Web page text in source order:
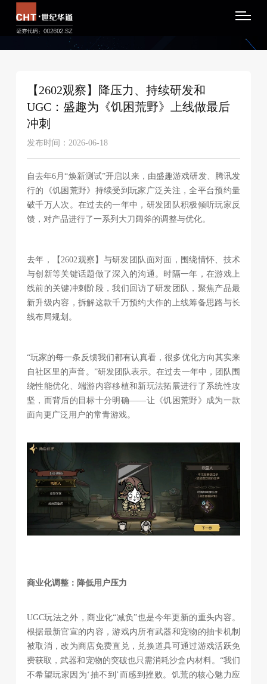
【2602观察】降压力、持续研发和
UGC：盛趣为《饥困荒野》上线做最后
冲刺
发布时间：2026-06-18
自去年6月“焕新测试”开启以来，由盛趣游戏研发、腾讯发
行的《饥困荒野》持续受到玩家广泛关注，全平台预约量
破千万人次。在过去的一年中，研发团队积极倾听玩家反
馈，对产品进行了一系列大刀阔斧的调整与优化。
去年，【2602观察】与研发团队面对面，围绕情怀、技术
与创新等关键话题做了深入的沟通。时隔一年，在游戏上
线前的关键冲刺阶段，我们回访了研发团队，聚焦产品最
新升级内容，拆解这款千万预约大作的上线筹备思路与长
线布局规划。
“玩家的每一条反馈我们都有认真看，很多优化方向其实来
自社区里的声音。”研发团队表示。在过去一年中，团队围
绕性能优化、端游内容移植和新玩法拓展进行了系统性攻
坚，而背后的目标十分明确——让《饥困荒野》成为一款
面向更广泛用户的常青游戏。
商业化调整：降低用户压力
UGC玩法之外，商业化“减负”也是今年更新的重头内容。
根据最新官宣的内容，游戏内所有武器和宠物的抽卡机制
被取消，改为商店免费直兑，兑换道具可通过游戏活跃免
费获取，武器和宠物的突破也只需消耗沙盒内材料。“我们
不希望玩家因为‘抽不到’而感到挫败。饥荒的核心魅力应